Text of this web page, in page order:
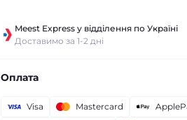
Meest Express у відділення по Україні
Доставимо за 1-2 дні
Оплата
Visa Mastercard